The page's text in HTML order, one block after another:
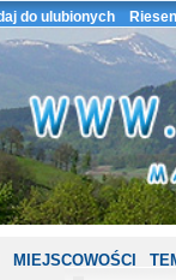
do ulubionych
MIEJSCOWOŚCI